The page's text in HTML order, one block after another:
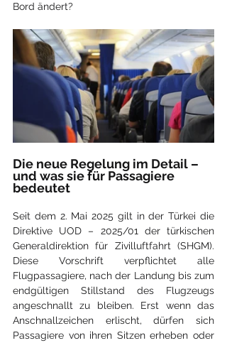
Bord ändert?
Die neue Regelung im Detail –
und was sie für Passagiere
bedeutet
Seit dem 2. Mai 2025 gilt in der Türkei die
Direktive UOD – 2025/01 der türkischen
Generaldirektion für Zivilluftfahrt (SHGM).
Diese Vorschrift verpflichtet alle
Flugpassagiere, nach der Landung bis zum
endgültigen Stillstand des Flugzeugs
angeschnallt zu bleiben. Erst wenn das
Anschnallzeichen erlischt, dürfen sich
Passagiere von ihren Sitzen erheben oder